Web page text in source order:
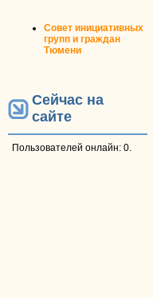
Совет инициативных
групп и граждан
Тюмени
Сейчас на
сайте
Пользователей онлайн: 0.